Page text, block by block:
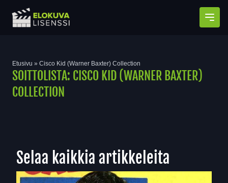
Etusivu » Cisco Kid (Warner Baxter) Collection
SOITTOLISTA: CISCO KID (WARNER BAXTER)
COLLECTION
Selaa kaikkia artikkeleita